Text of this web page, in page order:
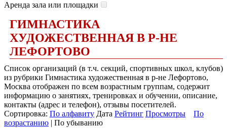
Аренда зала или площадки
ГИМНАСТИКА
ХУДОЖЕСТВЕННАЯ В Р-НЕ
ЛЕФОРТОВО
Список организаций (в т.ч. секций, спортивных школ, клубов)
из рубрики Гимнастика художественная в р-не Лефортово,
Москва отображен по всем возрастным группам, содержит
информацию о занятиях, тренировках и обучении, описание,
контакты (адрес и телефон), отзывы посетителей.
Сортировка: По алфавиту Дата Рейтинг Просмотры
По
возрастанию | По убыванию